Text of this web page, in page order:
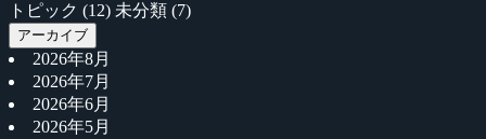
トピック (12) 未分類 (7)
アーカイブ
2026年8月
2026年7月
2026年6月
2026年5月